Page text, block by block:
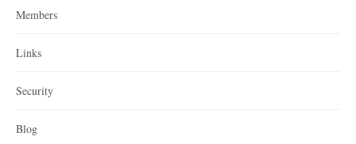
Members
Links
Security
Blog